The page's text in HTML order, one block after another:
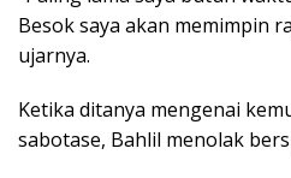
Besok saya akan memimpin
ujarnya.
Ketika ditanya mengenai
sabotase, Bahlil menolak